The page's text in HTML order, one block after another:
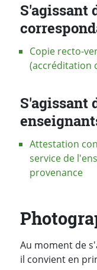
S'agissant
Copie recto-
(accréditation
S'agissant
Attestation
service de
provenance
Au moment de
il convient en